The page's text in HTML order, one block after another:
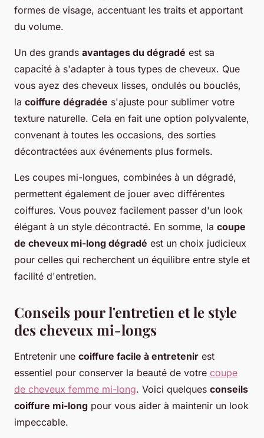
formes de visage, accentuant les traits et apportant
du volume.
Un des grands avantages du dégradé est sa
capacité à s'adapter à tous types de cheveux. Que
vous ayez des cheveux lisses, ondulés ou bouclés,
la coiffure dégradée s'ajuste pour sublimer votre
texture naturelle. Cela en fait une option polyvalente,
convenant à toutes les occasions, des sorties
décontractées aux événements plus formels.
Les coupes mi-longues, combinées à un dégradé,
permettent également de jouer avec différentes
coiffures. Vous pouvez facilement passer d'un look
élégant à un style décontracté. En somme, la coupe
de cheveux mi-long dégradé est un choix judicieux
pour celles qui recherchent un équilibre entre style et
facilité d'entretien.
Conseils pour l'entretien et le style
des cheveux mi-longs
Entretenir une coiffure facile à entretenir est
essentiel pour conserver la beauté de votre coupe
de cheveux femme mi-long. Voici quelques conseils
coiffure mi-long pour vous aider à maintenir un look
impeccable.